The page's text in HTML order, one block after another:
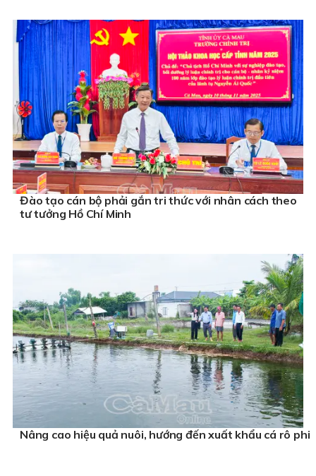
Đào tạo cán bộ phải gắn tri thức với nhân cách theo
tư tưởng Hồ Chí Minh
Nâng cao hiệu quả nuôi, hướng đến xuất khẩu cá rô phi